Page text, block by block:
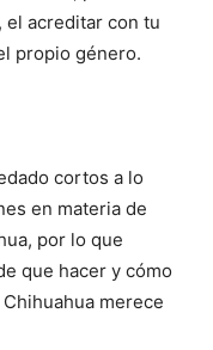
el acreditar con tu
propio género.
cortos a lo
en materia de
por lo que
que hacer y cómo
merece